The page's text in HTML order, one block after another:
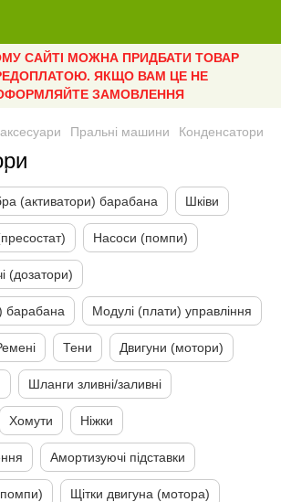
САЙТІ МОЖНА ПРИДБАТИ ТОВАР
ЯКЩО ВАМ ЦЕ НЕ
ЗАМОВЛЕННЯ
Пральні машини Конденсатори
(активатори) барабана Шківи
Насоси (помпи)
(дозатори)
барабана Модулі (плати) управління
Тени Двигуни (мотори)
Шланги зливні/заливні
Хомути Ніжки
Амортизуючі підставки
Щітки двигуна (мотора)